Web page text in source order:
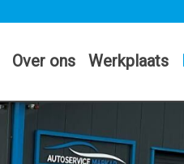
Over ons Werkplaats